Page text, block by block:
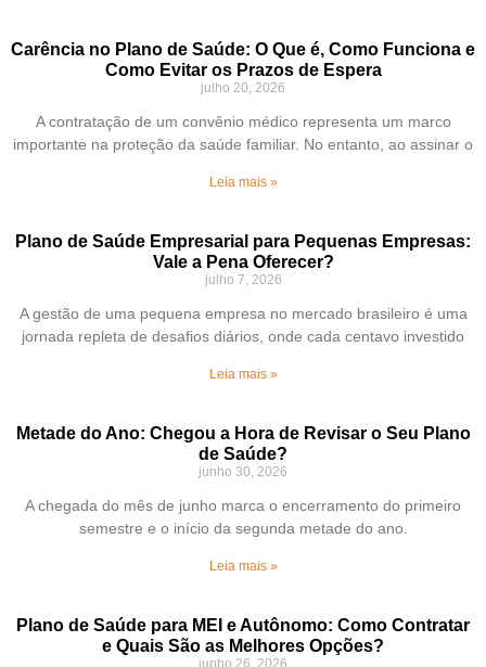
Carência no Plano de Saúde: O Que é, Como Funciona e
Como Evitar os Prazos de Espera
julho 20, 2026
A contratação de um convênio médico representa um marco
importante na proteção da saúde familiar. No entanto, ao assinar o
Leia mais »
Plano de Saúde Empresarial para Pequenas Empresas:
Vale a Pena Oferecer?
julho 7, 2026
A gestão de uma pequena empresa no mercado brasileiro é uma
jornada repleta de desafios diários, onde cada centavo investido
Leia mais »
Metade do Ano: Chegou a Hora de Revisar o Seu Plano
de Saúde?
junho 30, 2026
A chegada do mês de junho marca o encerramento do primeiro
semestre e o início da segunda metade do ano.
Leia mais »
Plano de Saúde para MEI e Autônomo: Como Contratar
e Quais São as Melhores Opções?
junho 26, 2026